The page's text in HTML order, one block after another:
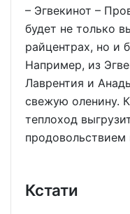
– Эгвекинот –
будет не только
райцентрах, но и
Например, из
Лаврентия и
свежую оленину.
теплоход
Кстати